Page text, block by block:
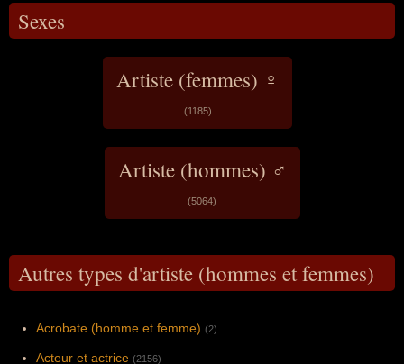
Sexes
Artiste (femmes) ♀
(1185)
Artiste (hommes) ♂
(5064)
Autres types d'artiste (hommes et femmes)
Acrobate (homme et femme) (2)
Acteur et actrice (2156)